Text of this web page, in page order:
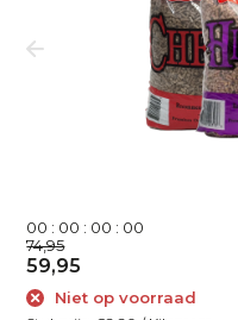
00 : 00 : 00 : 00
74,95
59,95
Niet op voorraad